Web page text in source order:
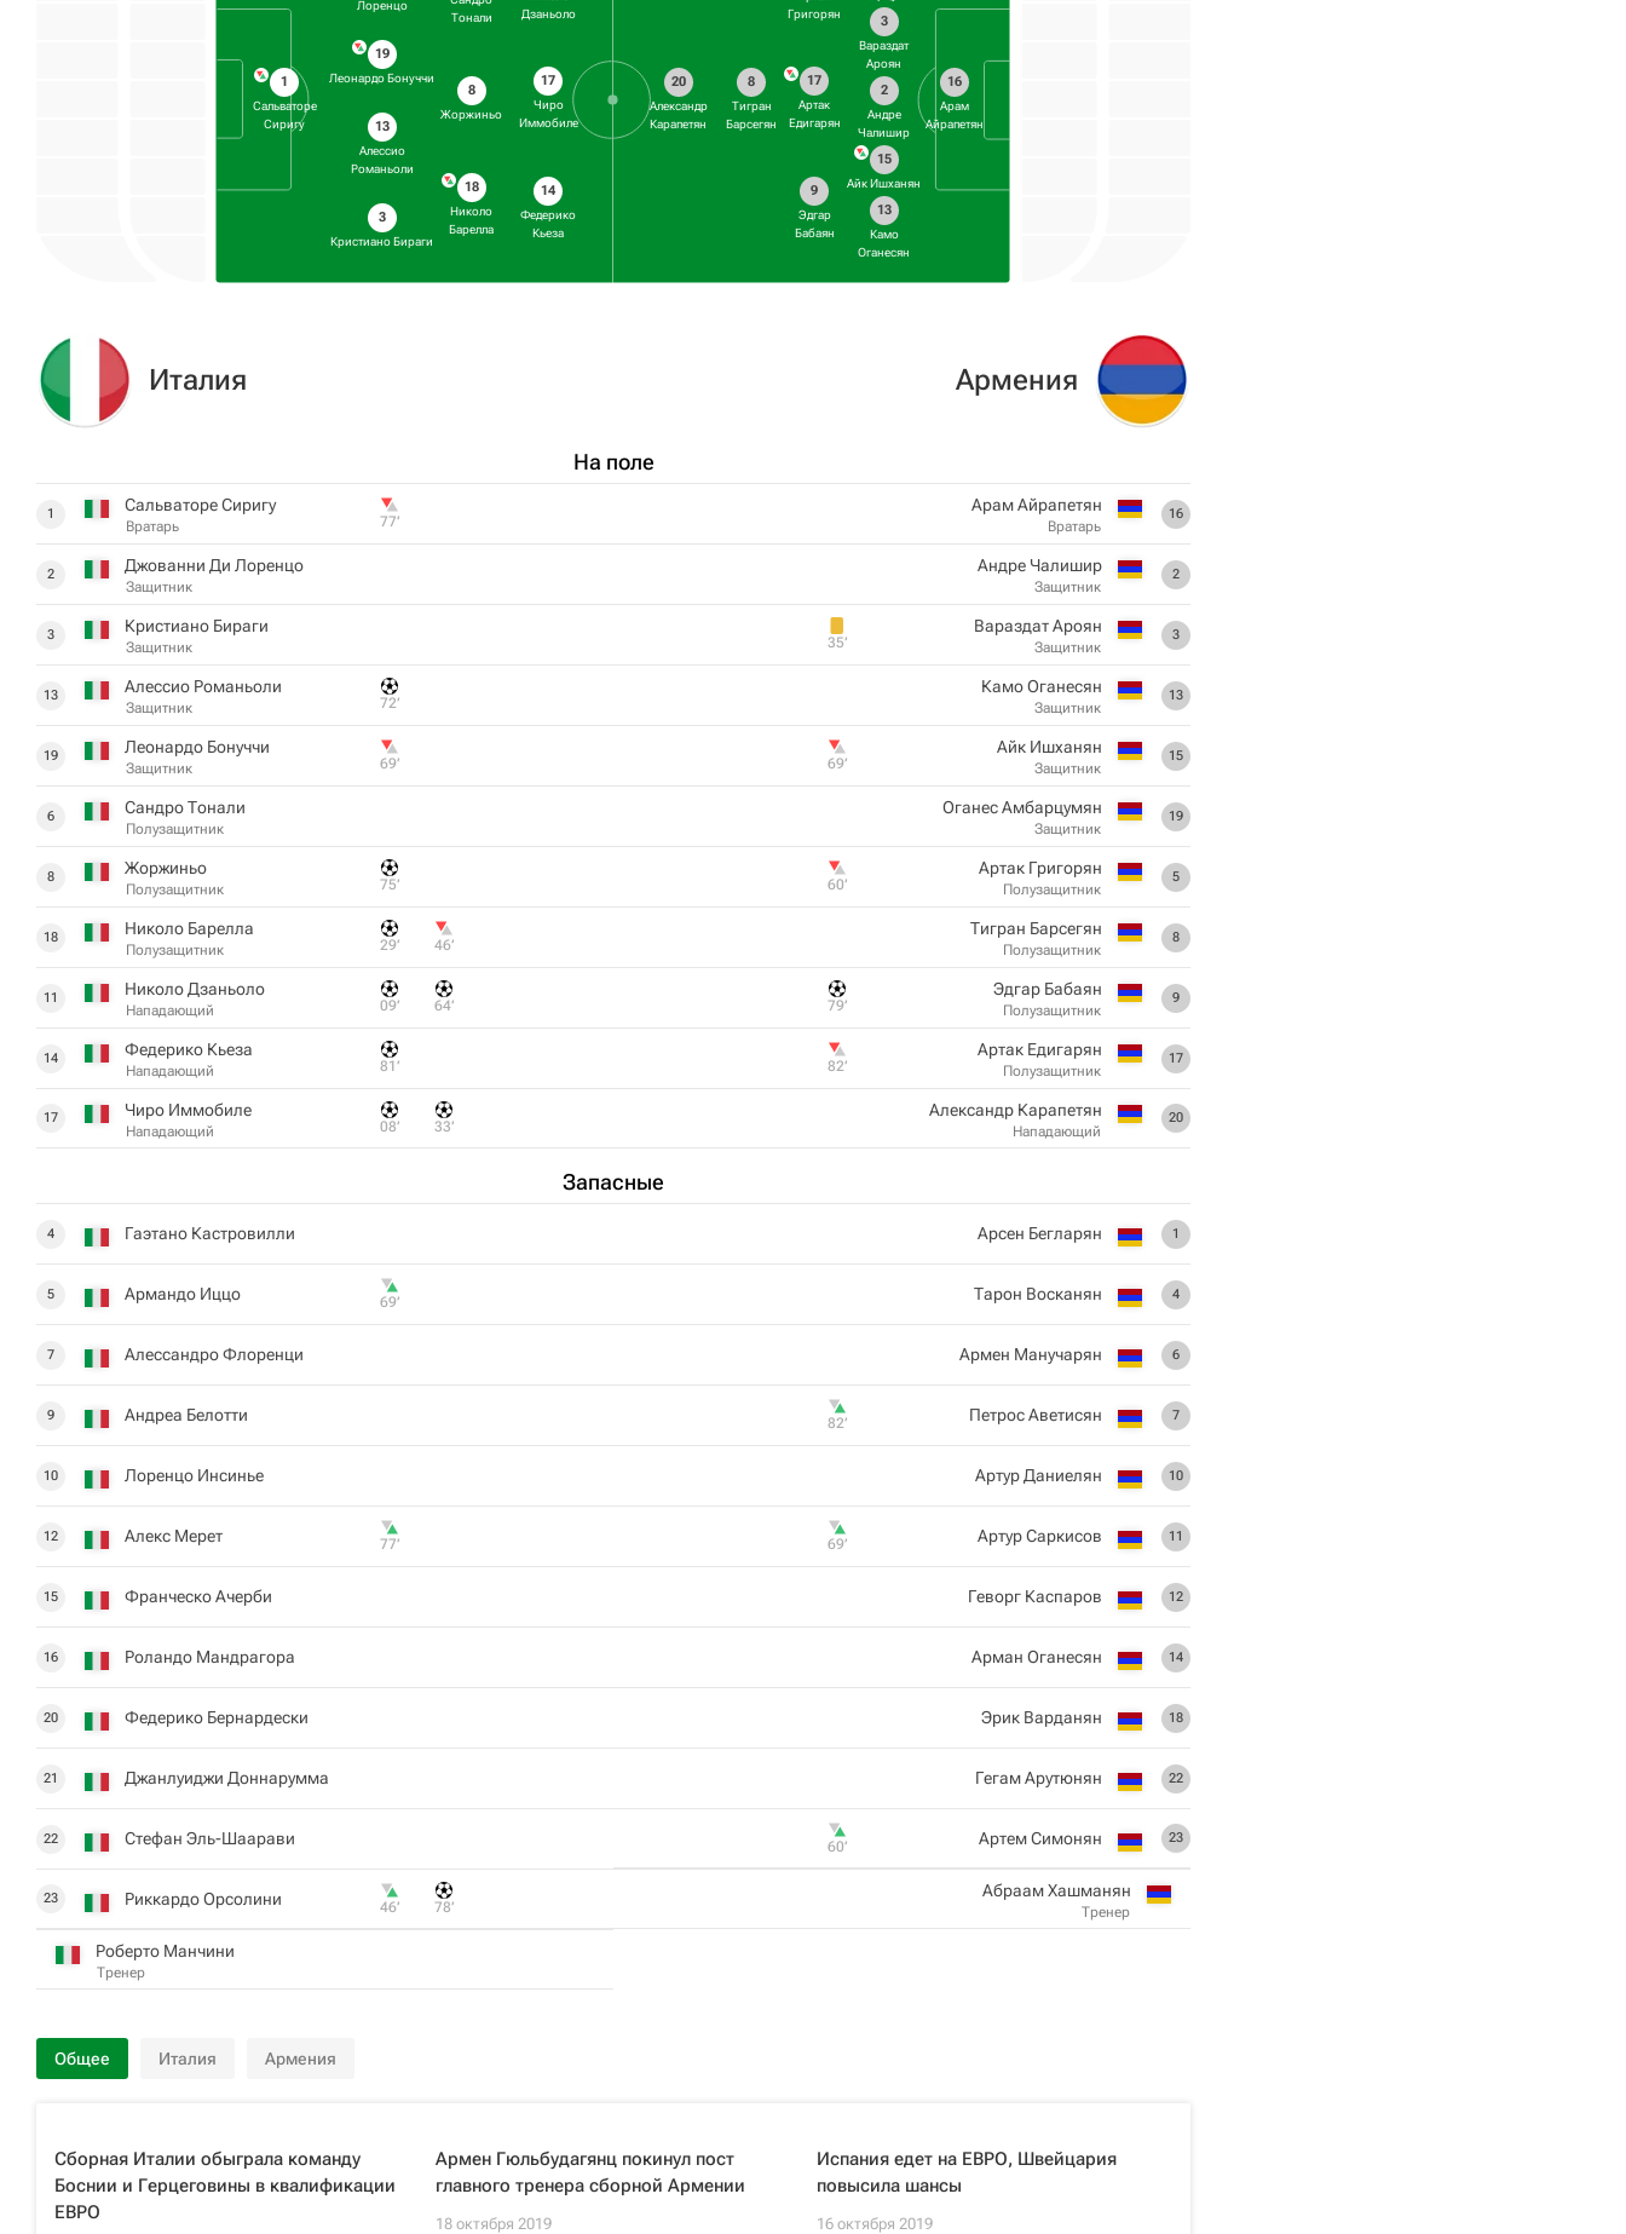
1
Сальваторе
Сиригу
Лоренцо
19
Леонардо Бонуччи
13
Алессио
Романьоли
3
Кристиано Бираги
Тонали
8
Жоржиньо
18
Николо
Барелла
Дзаньоло
17
Чиро
Иммобиле
14
Федерико
Кьеза
16
Арам
Айрапетян
3
Вараздат
Ароян
2
Андре
Чалишир
15
Айк Ишханян
13
Камо
Оганесян
Григорян
17
Артак
Едигарян
9
Эдгар
Бабаян
8
Тигран
Барсегян
20
Александр
Карапетян
Италия
На поле
1 Сальваторе Сиригу
Вратарь 77‎’‎
2 Джованни Ди Лоренцо
Защитник
3 Кристиано Бираги
Защитник
13 Алессио Романьоли
Защитник 72‎’‎
19 Леонардо Бонуччи
Защитник 69‎’‎
6 Сандро Тонали
Полузащитник
8 Жоржиньо
Полузащитник 75‎’‎
18 Николо Барелла
Полузащитник 29‎’‎ 46‎’‎
11 Николо Дзаньоло
Нападающий 09‎’‎ 64‎’‎
14 Федерико Кьеза
Нападающий 81‎’‎
17 Чиро Иммобиле
Нападающий 08‎’‎ 33‎’‎
Запасные
4 Гаэтано Кастровилли
5 Армандо Иццо 69‎’‎
7 Алессандро Флоренци
9 Андреа Белотти
10 Лоренцо Инсинье
12 Алекс Мерет 77‎’‎
15 Франческо Ачерби
16 Роландо Мандрагора
20 Федерико Бернардески
21 Джанлуиджи Доннарумма
22 Стефан Эль-Шаарави
23 Риккардо Орсолини 46‎’‎ 78‎’‎
Роберто Манчини
Тренер
Армения
16
Арам Айрапетян
Вратарь
2
Андре Чалишир
Защитник
3
Вараздат Ароян
Защитник
35‎’‎
13
Камо Оганесян
Защитник
15
Айк Ишханян
Защитник
69‎’‎
19
Оганес Амбарцумян
Защитник
5
Артак Григорян
Полузащитник
60‎’‎
8
Тигран Барсегян
Полузащитник
9
Эдгар Бабаян
Полузащитник
79‎’‎
17
Артак Едигарян
Полузащитник
82‎’‎
20
Александр Карапетян
Нападающий
1
Арсен Бегларян
4
Тарон Восканян
6
Армен Манучарян
7
Петрос Аветисян
82‎’‎
10
Артур Даниелян
11
Артур Саркисов
69‎’‎
12
Геворг Каспаров
14
Арман Оганесян
18
Эрик Варданян
22
Гегам Арутюнян
23
Артем Симонян
60‎’‎
Абраам Хашманян
Тренер
Общее Италия Армения
Сборная Италии обыграла команду
Боснии и Герцеговины в квалификации
ЕВРО
Армен Гюльбудагянц покинул пост
главного тренера сборной Армении
18 октября 2019
Испания едет на ЕВРО, Швейцария
повысила шансы
16 октября 2019